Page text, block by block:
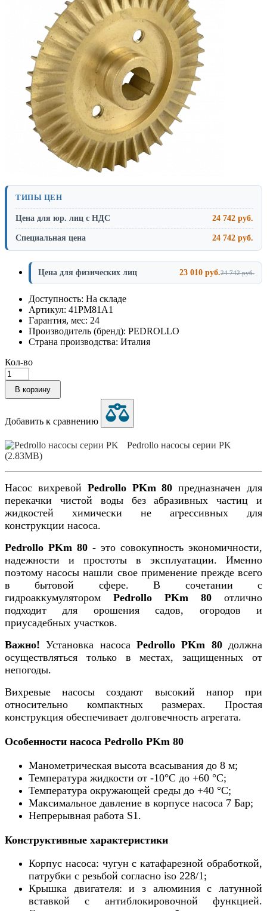
ТИПЫ ЦЕН
Цена для юр. лиц с НДС 24 742 руб.
Специальная цена 24 742 руб.
Цена для физических лиц 23 010 руб.24 742 руб.
Доступность: На складе
Артикул: 41PM81A1
Гарантия, мес: 24
Производитель (бренд): PEDROLLO
Страна производства: Италия
Кол-во
В корзину
Добавить к сравнению
Pedrollo насосы серии PK
(2.83MB)
Насос вихревой Pedrollo PKm 80предназначен для
перекачки чистой воды без абразивных частиц и
жидкостей химически не агрессивных для
конструкции насоса.
Pedrollo PKm 80 - это совокупность экономичности,
надежности и простоты в эксплуатации. Именно
поэтому насосы нашли свое применение прежде всего
в бытовой сфере. В сочетании с
гидроаккумулятором Pedrollo PKm 80
отлично
подходит для орошения садов, огородов и
приусадебных участков.
Важно! Установка насоса Pedrollo PKm 80 должна
осуществляться только в местах, защищенных от
непогоды.
Вихревые насосы создают высокий напор при
относительно компактных размерах. Простая
конструкция обеспечивает долговечность агрегата.
Особенности насоса Pedrollo PKm 80
Манометрическая высота всасывания до 8 м;
Температура жидкости от -10°C до +60 °C;
Температура окружающей среды до +40 °C;
Максимальное давление в корпусе насоса 7 Бар;
Непрерывная работа S1.
Конструктивные характеристики
Корпус насоса: чугун с катафарезной обработкой,
патрубки с резьбой согласно iso 228/1;
Крышка двигателя: и з алюминия с латунной
вставкой с антиблокировочной функцией.